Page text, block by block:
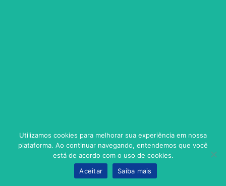
Utilizamos cookies para melhorar sua experiência em nossa
plataforma. Ao continuar navegando, entendemos que você
está de acordo com o uso de cookies.
Aceitar
Saiba mais